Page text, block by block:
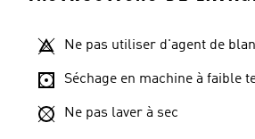
Ne pas utiliser d'agent de
Séchage en machine à faible
Ne pas laver à sec